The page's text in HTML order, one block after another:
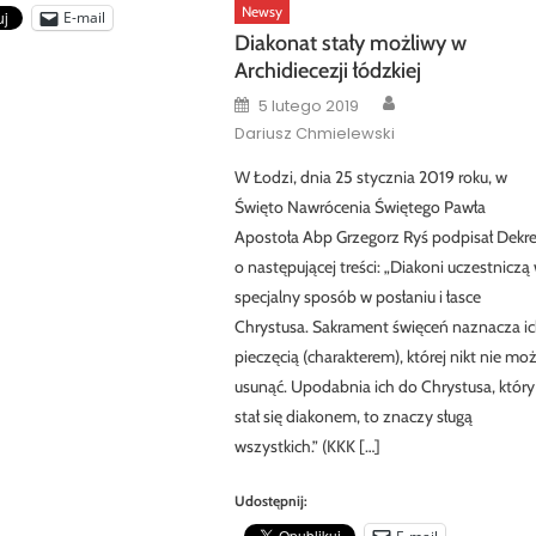
E-mail Newsy
Diakonat stały możliwy w
Archidiecezji łódzkiej
Posted
on
5 lutego 2019
Dariusz Chmielewski
W Łodzi, dnia 25 stycznia 2019 roku, w
Święto Nawrócenia Świętego Pawła
Apostoła Abp Grzegorz Ryś podpisał
o następującej treści: „Diakoni uczestniczą
specjalny sposób w posłaniu i łasce
Chrystusa. Sakrament święceń naznacza
pieczęcią (charakterem), której nikt nie
usunąć. Upodabnia ich do Chrystusa, który
stał się diakonem, to znaczy sługą
wszystkich.” (KKK […]
Udostępnij: